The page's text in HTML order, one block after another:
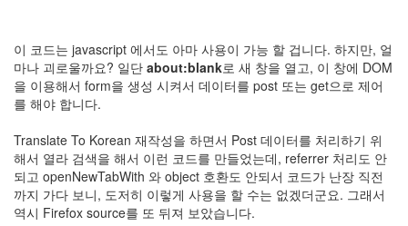
이 코드는 javascript 에서도 아마 사용이 가능 할 겁니다. 하지만, 얼
마나 괴로울까요? 일단 about:blank로 새 창을 열고, 이 창에 DOM
을 이용해서 form을 생성 시켜서 데이터를 post 또는 get으로 제어
를 해야 합니다.
Translate To Korean 재작성을 하면서 Post 데이터를 처리하기 위
해서 열라 검색을 해서 이런 코드를 만들었는데, referrer 처리도 안
되고 openNewTabWith 와 object 호환도 안되서 코드가 난장 직전
까지 가다 보니, 도저히 이렇게 사용을 할 수는 없겠더군요. 그래서
역시 Firefox source를 또 뒤져 보았습니다.
0
제
품
리
뷰
5
Recent
Posts